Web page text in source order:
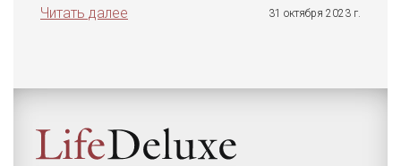
Читать далее
31 октября 2023 г.